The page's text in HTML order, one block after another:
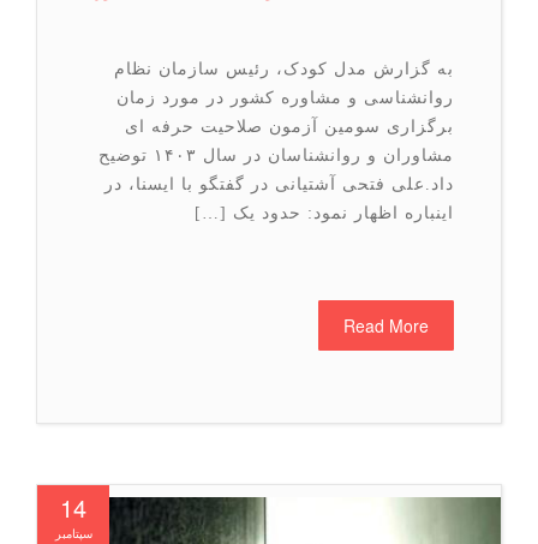
به گزارش مدل کودک، رئیس سازمان نظام
روانشناسی و مشاوره کشور در مورد زمان
برگزاری سومین آزمون صلاحیت حرفه ای
مشاوران و روانشناسان در سال ۱۴۰۳ توضیح
داد.علی فتحی آشتیانی در گفتگو با ایسنا، در
اینباره اظهار نمود: حدود یک […]
Read More
14
سپتامبر